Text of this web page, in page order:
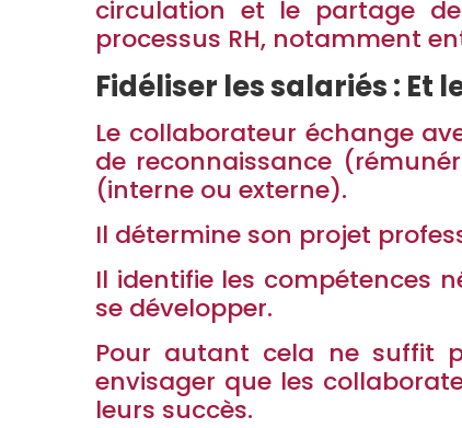
circulation et le partage
processus RH, notamment
Fidéliser les salariés : Et
Le collaborateur échange
de reconnaissance
(interne ou externe).
Il détermine son projet
Il identifie les compétences
se développer.
Pour autant cela ne suffit
envisager que les
leurs succès.